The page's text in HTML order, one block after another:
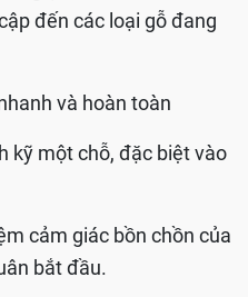
đến các loại gỗ đang
và hoàn toàn
kỹ một chỗ, đặc biệt vào
cảm giác bồn chồn của
bắt đầu.